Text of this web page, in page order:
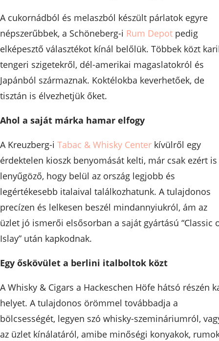
A cukornádból és melaszból készült párlatok egyre
népszerűbbek, a Schöneberg-i Rum Depot pedig
elképesztő választékot kínál belőlük. Többek közt
tengeri szigetekről, dél-amerikai magaslatokról és
Japánból származnak. Koktélokba keverhetőek, de
tisztán is élvezhetjük őket.
Ahol a saját márka hamar elfogy
A Kreuzberg-i Tabac & Whisky Center kívülről egy
érdektelen kioszk benyomását kelti, már csak ezért is
lenyűgöző, hogy belül az ország legjobb és
legértékesebb italaival találkozhatunk. A tulajdonos
precízen és lelkesen beszél mindannyiukról, ám az
üzlet jó ismerői elsősorban a saját gyártású “Classic
Islay” után kapkodnak.
Egy őskövület a berlini italboltok közt
A Whisky & Cigars a Hackeschen Höfe hátsó részén
helyet. A tulajdonos örömmel továbbadja a
bölcsességét, legyen szó whisky-szemináriumról,
az üzlet kínálatáról, amibe minőségi konyakok,